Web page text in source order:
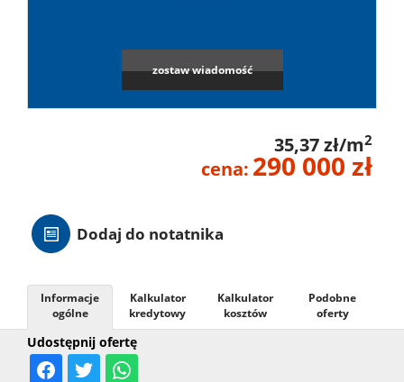
Lokale
za
O
zostaw wiadomość
35,37 zł/m2
cena: 290 000 zł
Dodaj do notatnika
Udostępnij ofertę
Informacje
ogólne
Kalkulator
kredytowy
Kalkulator
kosztów
Podobne
oferty